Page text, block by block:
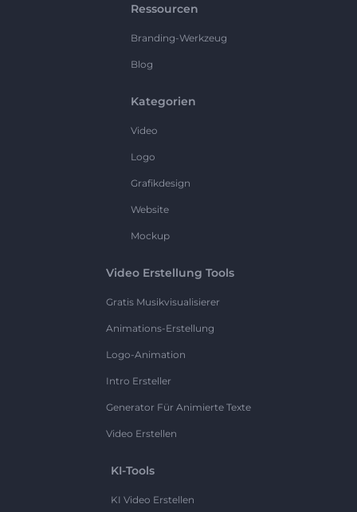
Ressourcen
Branding-Werkzeug
Blog
Kategorien
Video
Logo
Grafikdesign
Website
Mockup
Video Erstellung Tools
Gratis Musikvisualisierer
Animations-Erstellung
Logo-Animation
Intro Ersteller
Generator Für Animierte Texte
Video Erstellen
KI-Tools
KI Video Erstellen